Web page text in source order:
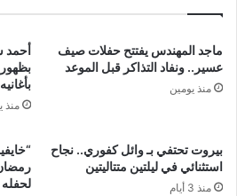
ماجد المهندس يفتتح حفلات صيف
عسير.. ونفاد التذاكر قبل الموعد
منذ يومين
أحمد
بأغانيه
منذ
بيروت تحتفي بـ وائل كفوري.. نجاح
استثنائي في ليلتين متتاليتين
منذ 3 أيام